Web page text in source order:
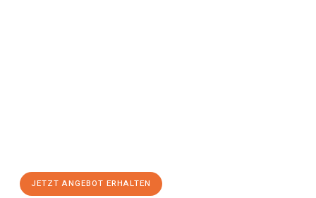
JETZT ANGEBOT ERHALTEN